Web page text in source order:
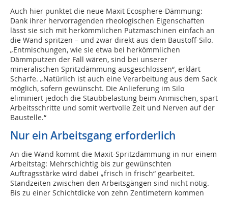
Auch hier punktet die neue Maxit Ecosphere-Dämmung:
Dank ihrer hervorragenden rheologischen Eigenschaften
lässt sie sich mit herkömmlichen Putzmaschinen einfach an
die Wand spritzen – und zwar direkt aus dem Baustoff-Silo.
„Entmischungen, wie sie etwa bei herkömmlichen
Dämmputzen der Fall wären, sind bei unserer
mineralischen Spritzdämmung ausgeschlossen“, erklärt
Scharfe. „Natürlich ist auch eine Verarbeitung aus dem Sack
möglich, sofern gewünscht. Die Anlieferung im Silo
eliminiert jedoch die Staubbelastung beim Anmischen, spart
Arbeitsschritte und somit wertvolle Zeit und Nerven auf der
Baustelle.“
Nur ein Arbeitsgang erforderlich
An die Wand kommt die Maxit-Spritzdämmung in nur einem
Arbeitstag: Mehrschichtig bis zur gewünschten
Auftragsstärke wird dabei „frisch in frisch“ gearbeitet.
Standzeiten zwischen den Arbeitsgängen sind nicht nötig.
Bis zu einer Schichtdicke von zehn Zentimetern kommen